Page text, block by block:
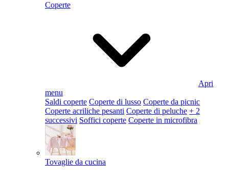
Coperte
Apri
menu
Saldi coperte Coperte di lusso Coperte da picnic
Coperte acriliche pesanti Coperte di peluche + 2
successivi Soffici coperte Coperte in microfibra
Tovaglie da cucina